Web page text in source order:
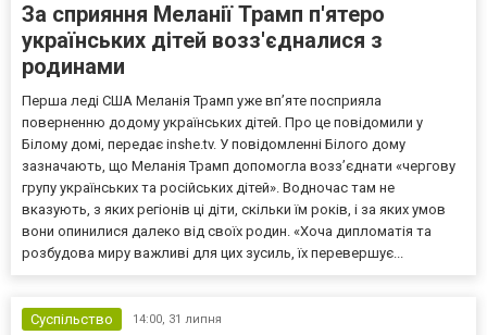
За сприяння Меланії Трамп п'ятеро
українських дітей возз'єдналися з
родинами
Перша леді США Меланія Трамп уже впʼяте посприяла
поверненню додому українських дітей. Про це повідомили у
Білому домі, передає inshe.tv. У повідомленні Білого дому
зазначають, що Меланія Трамп допомогла возз’єднати «чергову
групу українських та російських дітей». Водночас там не
вказують, з яких регіонів ці діти, скільки їм років, і за яких умов
вони опинилися далеко від своїх родин. «Хоча дипломатія та
розбудова миру важливі для цих зусиль, їх перевершує...
Суспільство 14:00, 31 липня